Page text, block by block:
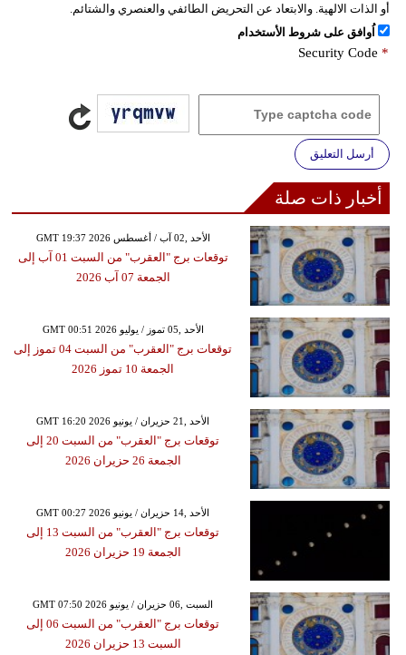
أو الذات الالهية. والابتعاد عن التحريض الطائفي والعنصري والشتائم.
اُوافق على شروط الأستخدام
Security Code *
أرسل التعليق
أخبار ذات صلة
GMT 19:37 2026 الأحد ,02 آب / أغسطس
توقعات برج "العقرب" من السبت 01 آب إلى
الجمعة 07 آب 2026
GMT 00:51 2026 الأحد ,05 تموز / يوليو
توقعات برج "العقرب" من السبت 04 تموز إلى
الجمعة 10 تموز 2026
GMT 16:20 2026 الأحد ,21 حزيران / يونيو
توقعات برج "العقرب" من السبت 20 إلى
الجمعة 26 حزيران 2026
GMT 00:27 2026 الأحد ,14 حزيران / يونيو
توقعات برج "العقرب" من السبت 13 إلى
الجمعة 19 حزيران 2026
GMT 07:50 2026 السبت ,06 حزيران / يونيو
توقعات برج "العقرب" من السبت 06 إلى
السبت 13 حزيران 2026